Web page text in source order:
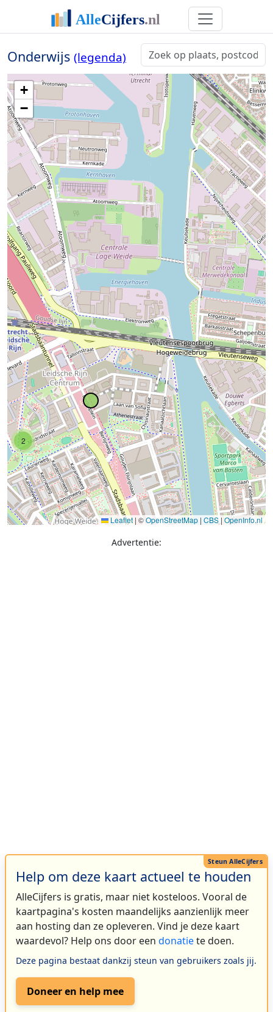
Onderwijs (legenda)
2
+
−
Leaflet | ©OpenStreetMap | CBS | OpenInfo.nl
Advertentie:
Help om deze kaart actueel te houden
AlleCijfers is gratis, maar niet kosteloos. Vooral de
kaartpagina's kosten maandelijks aanzienlijk meer
aan hosting dan ze opleveren. Vind je deze kaart
waardevol? Help ons door een donatiete doen.
Deze pagina bestaat dankzij steun van gebruikers zoals jij.
Doneer en help mee